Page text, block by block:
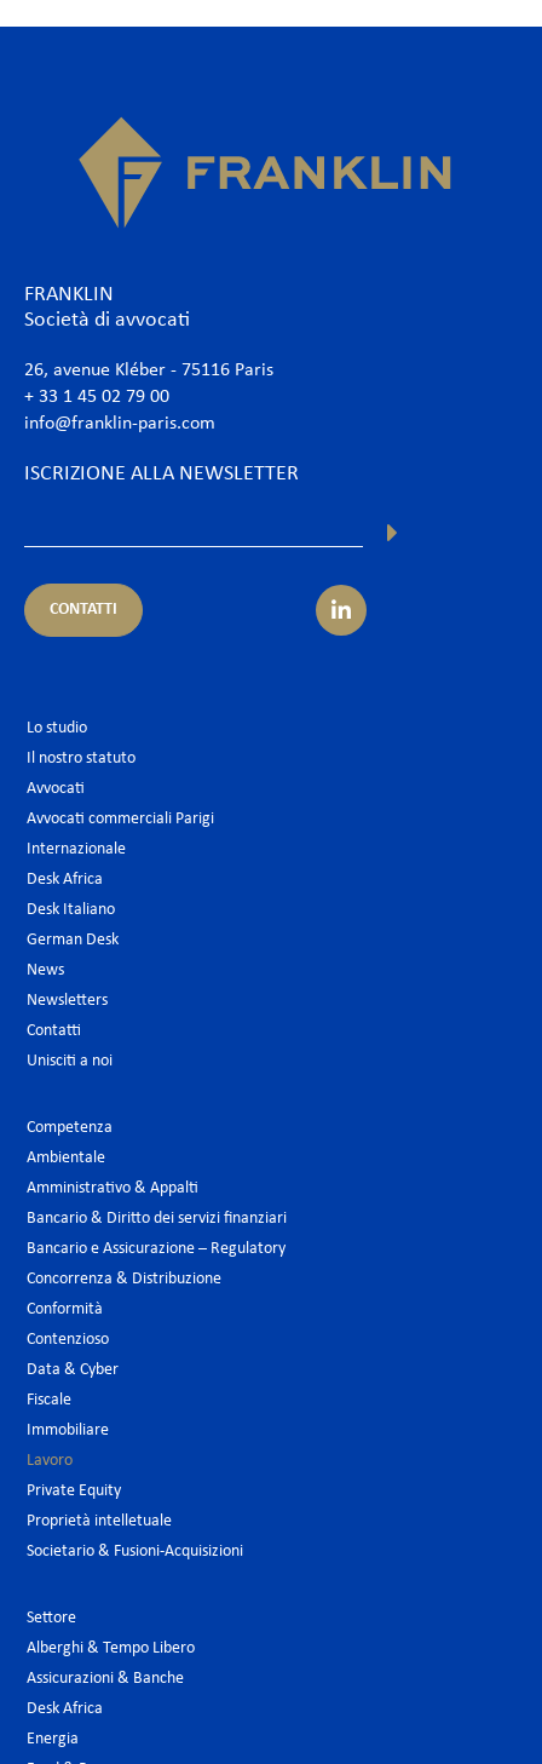
FRANKLIN
Società di avvocati
26, avenue Kléber - 75116 Paris
+ 33 1 45 02 79 00
info@franklin-paris.com
ISCRIZIONE ALLA NEWSLETTER
CONTATTI
Lo studio
Il nostro statuto
Avvocati
Avvocati commerciali Parigi
Internazionale
Desk Africa
Desk Italiano
German Desk
News
Newsletters
Contatti
Unisciti a noi
Competenza
Ambientale
Amministrativo & Appalti
Bancario & Diritto dei servizi finanziari
Bancario e Assicurazione – Regulatory
Concorrenza & Distribuzione
Conformità
Contenzioso
Data & Cyber
Fiscale
Immobiliare
Lavoro
Private Equity
Proprietà intelletuale
Societario & Fusioni-Acquisizioni
Settore
Alberghi & Tempo Libero
Assicurazioni & Banche
Desk Africa
Energia